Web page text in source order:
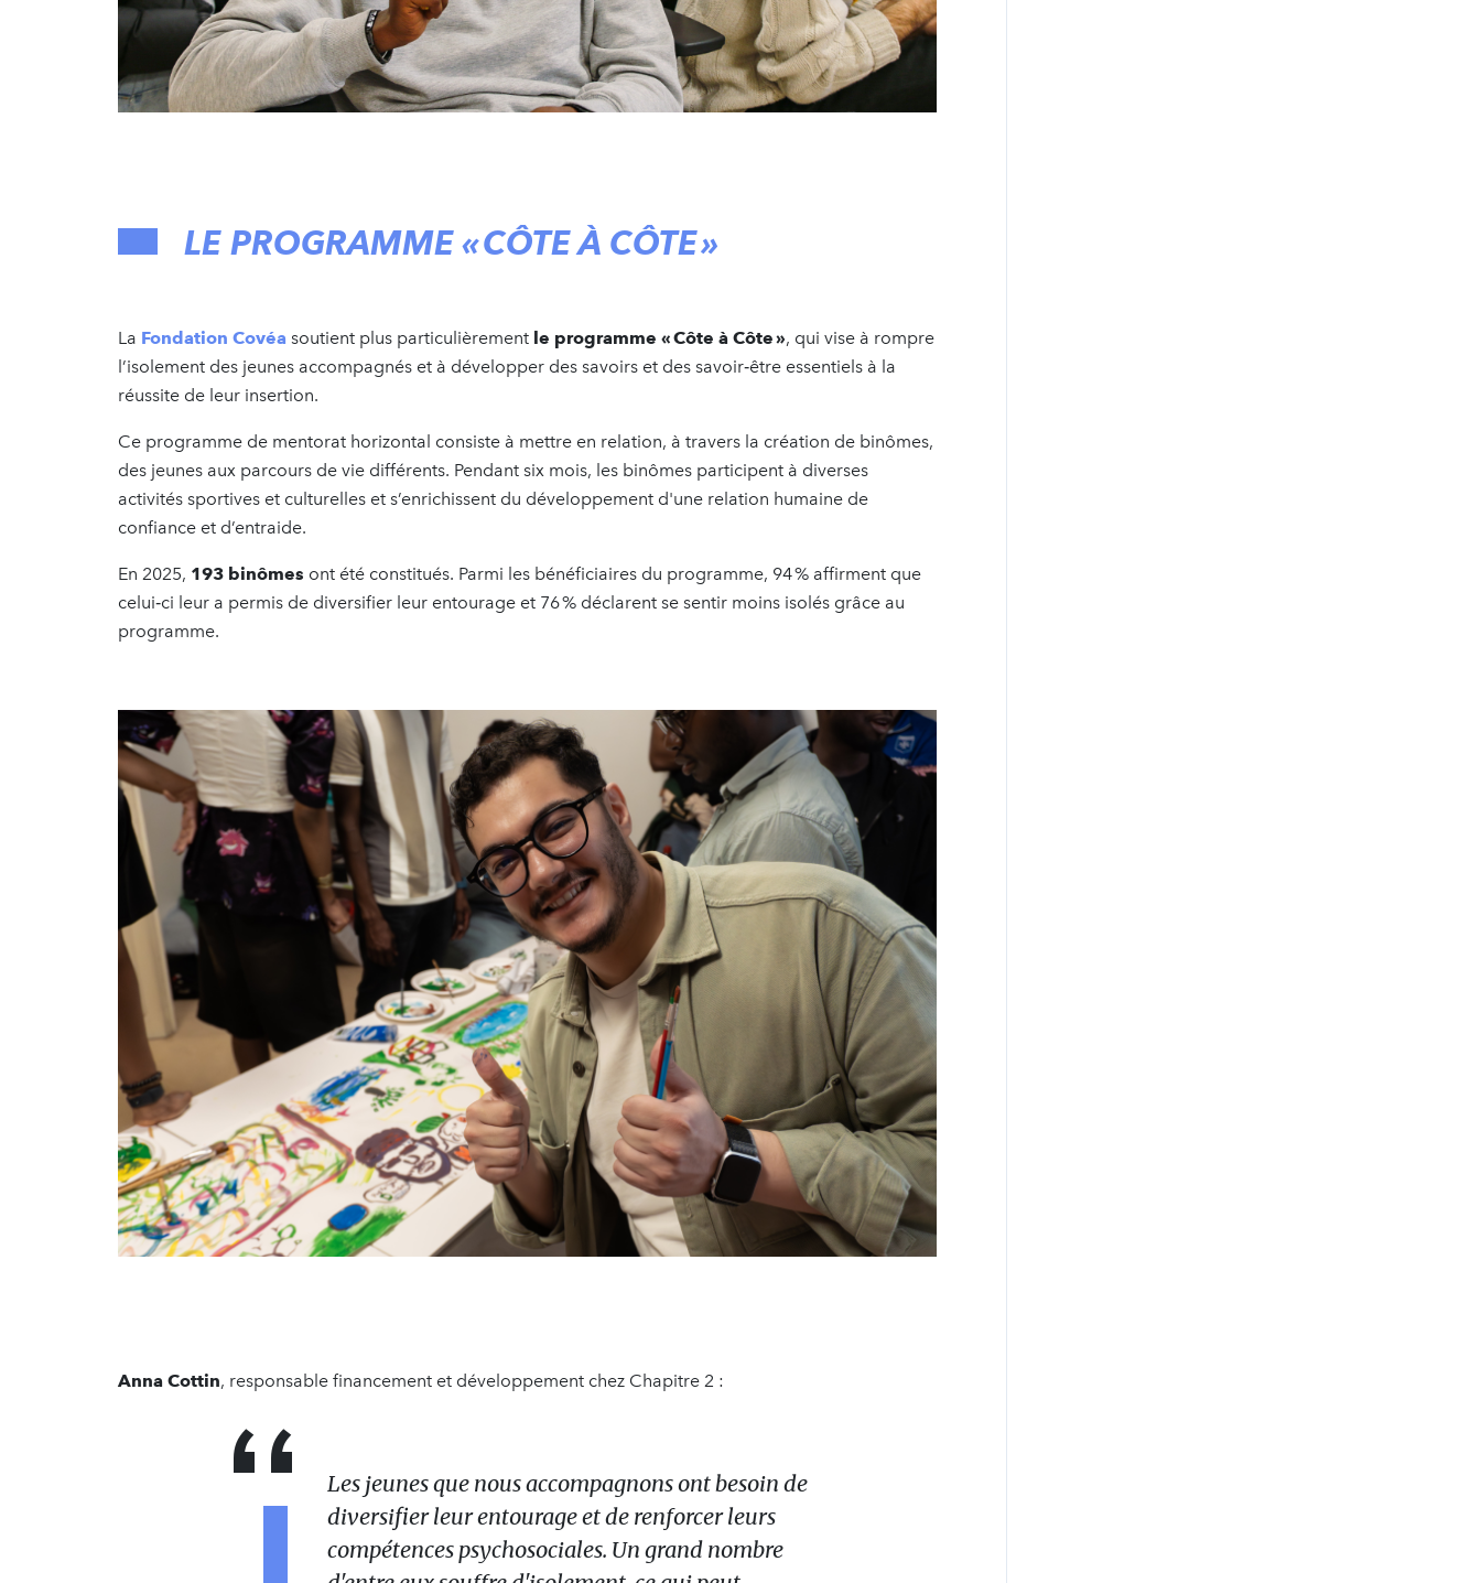
LE PROGRAMME «CÔTE À CÔTE»
La Fondation Covéa soutient plus particulièrement le programme « Côte à Côte », qui vise à rompre
l’isolement des jeunes accompagnés et à développer des savoirs et des savoir‑être essentiels à la
réussite de leur insertion.
Ce programme de mentorat horizontal consiste à mettre en relation, à travers la création de binômes,
des jeunes aux parcours de vie différents. Pendant six mois, les binômes participent à diverses
activités sportives et culturelles et s’enrichissent du développement d'une relation humaine de
confiance et d’entraide.
En 2025, 193 binômes ont été constitués. Parmi les bénéficiaires du programme, 94 % affirment que
celui‑ci leur a permis de diversifier leur entourage et 76 % déclarent se sentir moins isolés grâce au
programme.
Anna Cottin, responsable financement et développement chez Chapitre 2 :
Les jeunes que nous accompagnons ont besoin de
diversifier leur entourage et de renforcer leurs
compétences psychosociales. Un grand nombre